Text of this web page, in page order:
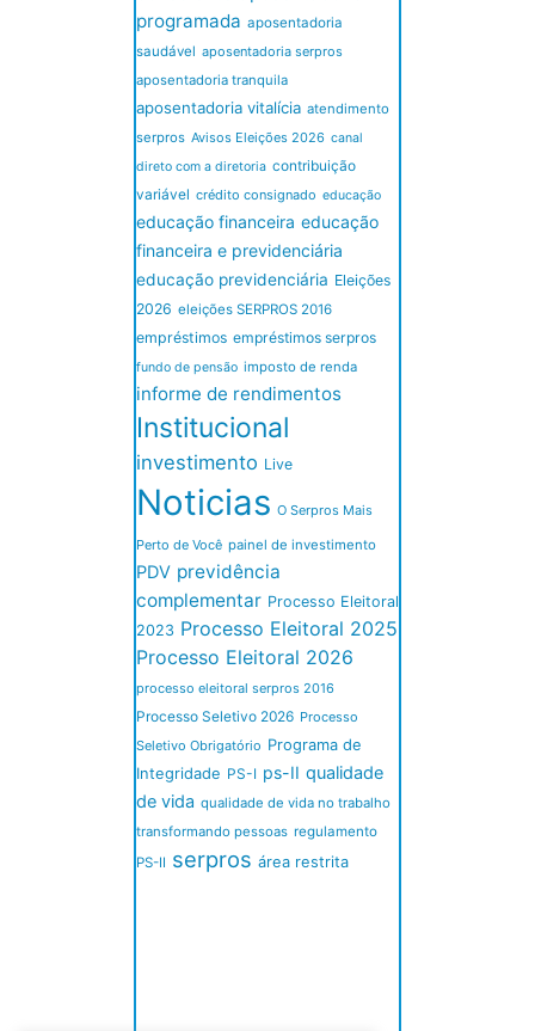
programada aposentadoria
saudável aposentadoria serpros
aposentadoria tranquila
aposentadoria vitalícia atendimento
serpros Avisos Eleições 2026 canal
direto com a diretoria contribuição
variável crédito consignado educação
educação financeira educação
financeira e previdenciária
educação previdenciária Eleições
2026 eleições SERPROS 2016
empréstimos empréstimos serpros
fundo de pensão imposto de renda
informe de rendimentos
Institucional
investimento Live
Noticias O Serpros Mais
Perto de Você painel de investimento
PDV previdência
complementar Processo Eleitoral
2023 Processo Eleitoral 2025
Processo Eleitoral 2026
processo eleitoral serpros 2016
Processo Seletivo 2026 Processo
Seletivo Obrigatório Programa de
Integridade PS-I ps-II qualidade
de vida qualidade de vida no trabalho
transformando pessoas regulamento
PS-II serpros área restrita